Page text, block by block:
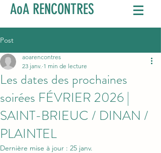
AoA RENCONTRES
Post
Les dates des prochaines
soirées FÉVRIER 2026 |
SAINT-BRIEUC / DINAN /
PLAINTEL
aoarencontres
23 janv. 1 min de lecture
Dernière mise à jour : 25 janv.